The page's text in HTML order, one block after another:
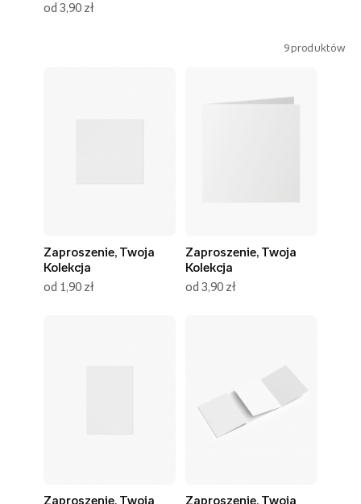
od 3,90 zł
9produktów
Zaproszenie, Twoja
Kolekcja
od 1,90 zł
Zaproszenie, Twoja
Kolekcja
od 3,90 zł
Zaproszenie, Twoja Zaproszenie, Twoja